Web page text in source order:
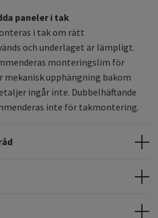
paneler i tak
i tak om rätt
och underlaget är lämpligt.
monteringslim för
upphängning bakom
ingår inte. Dubbelhäftande
inte för takmontering.